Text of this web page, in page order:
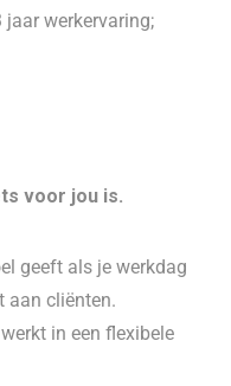
werkervaring;
voor jou is.
geeft als je werkdag
aan cliënten.
in een flexibele